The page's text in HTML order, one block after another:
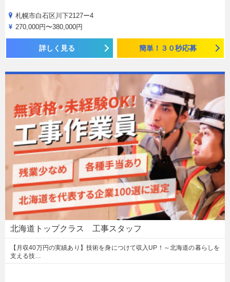
札幌市白石区川下2127ー4
270,000円〜380,000円
詳しく見る 簡単！３０秒応募
北海道トップクラス 工事スタッフ
【月収40万円の実績あり】技術を身につけて収入UP！～北海道の暮らしを
支える技…